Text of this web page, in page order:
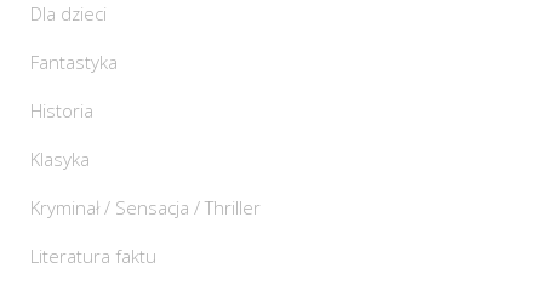
Dla dzieci
Fantastyka
Historia
Klasyka
Kryminał / Sensacja / Thriller
Literatura faktu